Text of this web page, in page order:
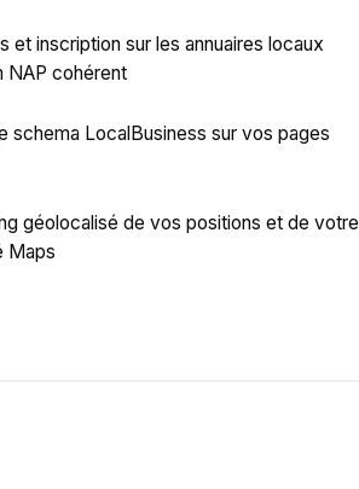
et inscription sur les annuaires locaux
NAP cohérent
schema LocalBusiness sur vos pages
géolocalisé de vos positions et de votre
Maps